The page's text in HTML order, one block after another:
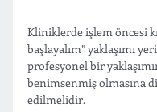
Kliniklerde işlem öncesi
başlayalım” yaklaşımı
profesyonel bir
benimsenmiş olmasına
edilmelidir.